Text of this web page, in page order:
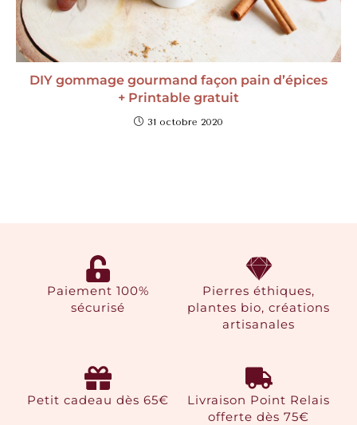
DIY gommage gourmand façon pain d’épices
+ Printable gratuit
31 octobre 2020
Paiement 100%
sécurisé
Pierres éthiques,
plantes bio, créations
artisanales
Petit cadeau dès 65€
Livraison Point Relais
offerte dès 75€